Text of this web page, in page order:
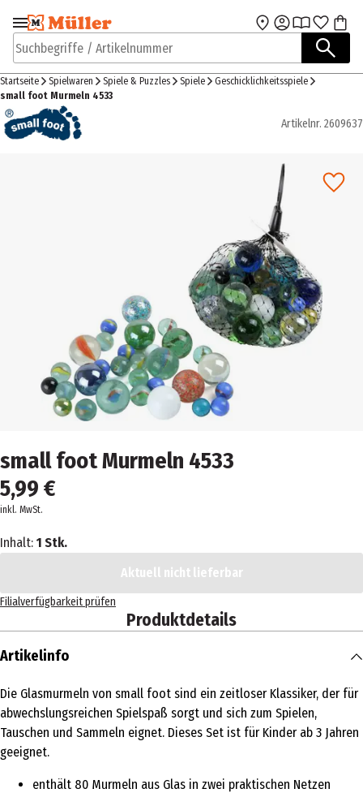
Zur Navigation
springen
Zum Hauptinhalt
Suchbegriffe / Artikelnummer
Startseite Spielwaren Spiele & Puzzles Spiele
Geschicklichkeitsspiele
small foot Murmeln 4533
Artikelnr. 2609637
small foot Murmeln 4533
5,99 €
inkl. MwSt.
Inhalt: 1 Stk.
Aktuell nicht lieferbar
Filialverfügbarkeit prüfen
Produktdetails
Artikelinfo
Die Glasmurmeln von small foot sind ein zeitloser Klassiker, der für
abwechslungsreichen Spielspaß sorgt und sich zum Spielen,
Tauschen und Sammeln eignet. Dieses Set ist für Kinder ab 3 Jahren
geeignet.
enthält 80 Murmeln aus Glas in zwei praktischen Netzen